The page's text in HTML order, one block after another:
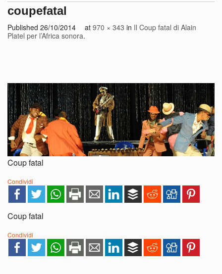
coupefatal
Published 26/10/2014 at 970 × 343 in Il Coup fatal di Alain
Platel per l’Africa sonora.
Coup fatal
Condividi
Coup fatal
Condividi